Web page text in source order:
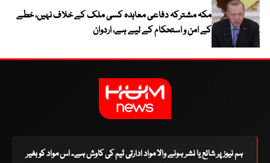
مکہ مشترکہ دفاعی معاہدہ کسی ملک کے خلاف نہیں، خطے
کے امن و استحکام کے لیے ہے، اردوان
ہم نیوز پر شائع یا نشر ہونے والا مواد ادارتی ٹیم کی کاوش ہے۔ اس مواد کو بغیر